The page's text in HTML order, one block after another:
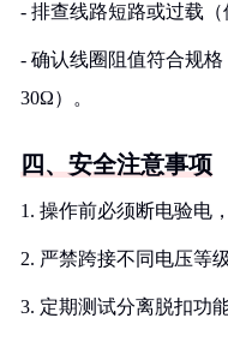
- 排查线路短路或过载（
- 确认线圈阻值符合规
30Ω）。
四、安全注意事项
1. 操作前必须断电验电
2. 严禁跨接不同电压等
3. 定期测试分离脱扣功